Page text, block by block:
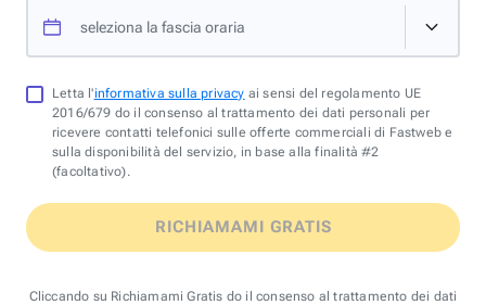
seleziona la fascia oraria
Letta l'informativa sulla privacy ai sensi del regolamento UE
2016/679 do il consenso al trattamento dei dati personali per
ricevere contatti telefonici sulle offerte commerciali di Fastweb e
sulla disponibilità del servizio, in base alla finalità #2
(facoltativo).
RICHIAMAMI GRATIS
Cliccando su Richiamami Gratis do il consenso al trattamento dei dati